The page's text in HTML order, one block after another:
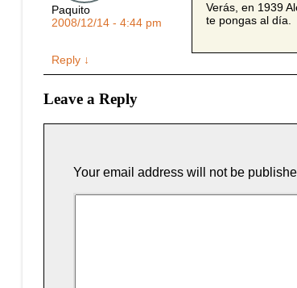
Paquito
2008/12/14 - 4:44 pm
Verás, en 1939
te pongas al día.
Reply ↓
Leave a Reply
Your email address will not be